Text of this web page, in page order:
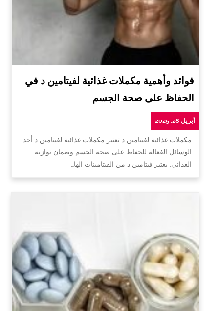
فوائد وأهمية مكملات غذائية لفيتامين د في
الحفاظ على صحة الجسم
أبريل 28, 2025
مكملات غذائية لفيتامين د تعتبر مكملات غذائية لفيتامين د أحد
الوسائل الفعالة للحفاظ على صحة الجسم وضمان توازنه
الغذائي. يعتبر فيتامين د من الفيتامينات الها…